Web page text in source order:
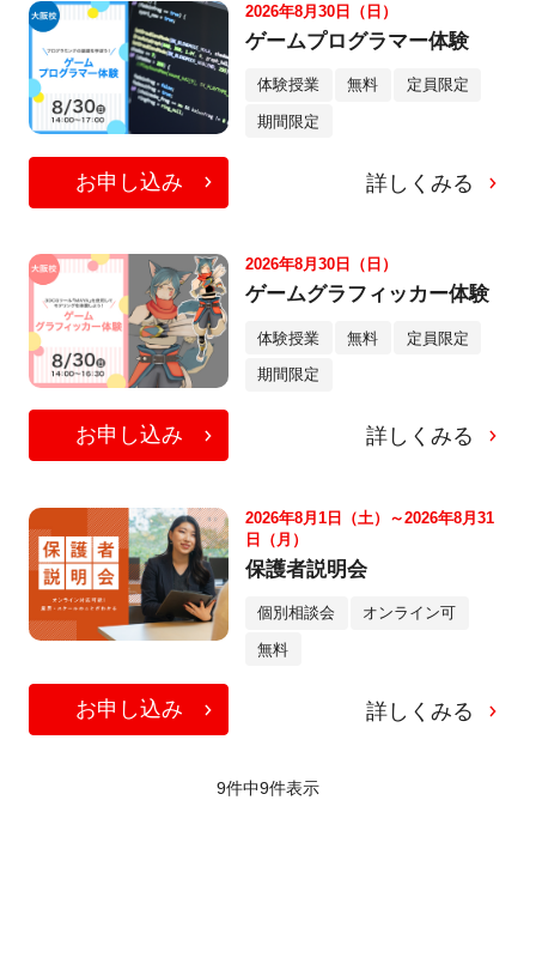
2026年8月30日（日）
ゲームプログラマー体験
体験授業 無料 定員限定
期間限定
お申し込み 詳しくみる
2026年8月30日（日）
ゲームグラフィッカー体験
体験授業 無料 定員限定
期間限定
お申し込み 詳しくみる
2026年8月1日（土）～2026年8月31
日（月）
保護者説明会
個別相談会 オンライン可
無料
お申し込み 詳しくみる
9件中9件表示